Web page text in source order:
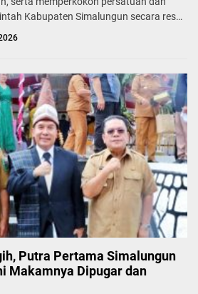
Kabupaten Simalungun secara resmi
Putra Pertama Simalungun
Makamnya Dipugar dan